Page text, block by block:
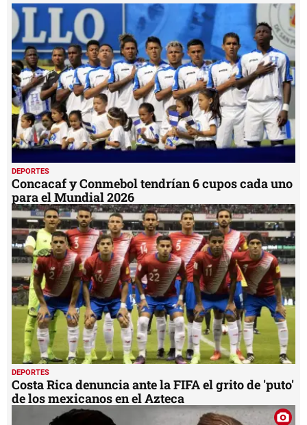
36
seconds
DEPORTES
Concacaf y Conmebol tendrían 6 cupos cada uno
para el Mundial 2026
DEPORTES
Costa Rica denuncia ante la FIFA el grito de 'puto'
de los mexicanos en el Azteca